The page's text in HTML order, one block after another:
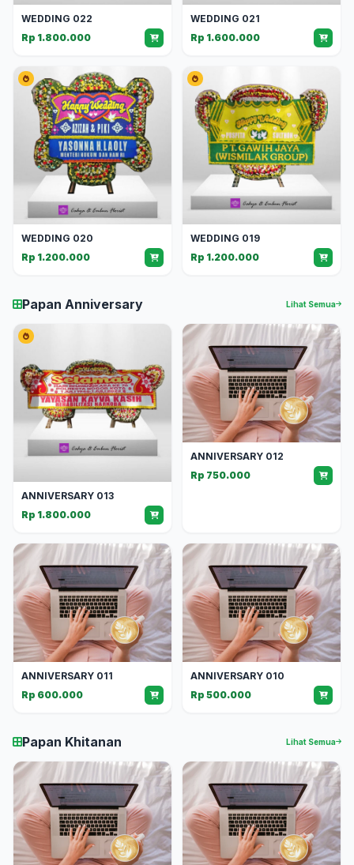
WEDDING 022
Rp 1.800.000
WEDDING 021
Rp 1.600.000
WEDDING 020
Rp 1.200.000
WEDDING 019
Rp 1.200.000
Papan Anniversary Lihat Semua
ANNIVERSARY 013
Rp 1.800.000
ANNIVERSARY 012
Rp 750.000
ANNIVERSARY 011
Rp 600.000
ANNIVERSARY 010
Rp 500.000
Papan Khitanan Lihat Semua